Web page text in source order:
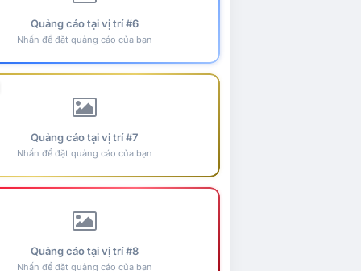
Quảng cáo tại vị trí #6
Nhấn để đặt quảng cáo của bạn
Quảng cáo tại vị trí #7
Nhấn để đặt quảng cáo của bạn
Quảng cáo tại vị trí #8
Nhấn để đặt quảng cáo của bạn